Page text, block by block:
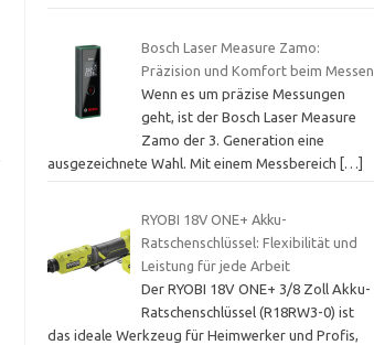
Bosch Laser Measure Zamo:
Präzision und Komfort beim Messen
Wenn es um präzise Messungen
geht, ist der Bosch Laser Measure
Zamo der 3. Generation eine
ausgezeichnete Wahl. Mit einem Messbereich
[…]
RYOBI 18V ONE+ Akku-
Ratschenschlüssel: Flexibilität und
Leistung für jede Arbeit
Der RYOBI 18V ONE+ 3/8 Zoll Akku-
Ratschenschlüssel (R18RW3-0) ist
das ideale Werkzeug für Heimwerker und Profis,